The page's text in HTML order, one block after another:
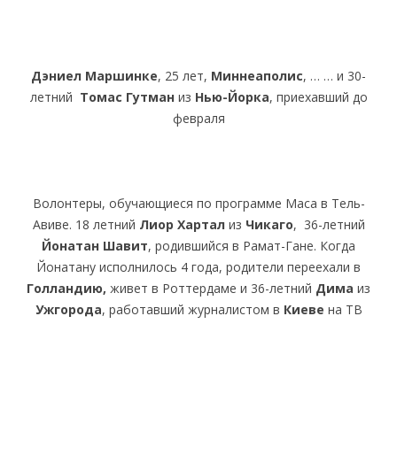
Дэниел Маршинке, 25 лет, Миннеаполис, … … и 30-
летний Томас Гутманиз Нью-Йорка, приехавший до
февраля
Волонтеры, обучающиеся по программе Маса в Тель-
Авиве. 18 летний Лиор Хартализ Чикаго, 36-летний
Йонатан Шавит, родившийся в Рамат-Гане. Когда
Йонатану исполнилось 4 года, родители переехали в
Голландию, живет в Роттердаме и 36-летний Дима из
Ужгорода, работавший журналистом в Киеве на ТВ